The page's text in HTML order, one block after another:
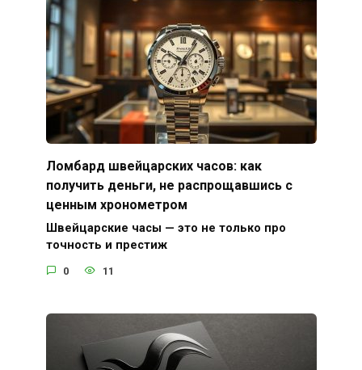
Ломбард швейцарских часов: как
получить деньги, не распрощавшись с
ценным хронометром
Швейцарские часы — это не только про
точность и престиж
0 11